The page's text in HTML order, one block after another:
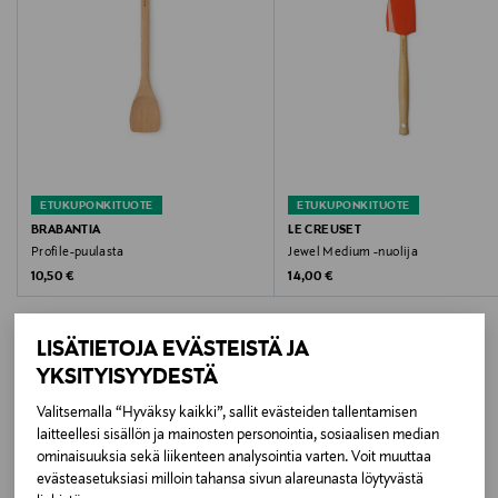
LISÄTIETOJA EVÄSTEISTÄ JA
YKSITYISYYDESTÄ
Valitsemalla “Hyväksy kaikki”, sallit evästeiden tallentamisen
laitteellesi sisällön ja mainosten personointia, sosiaalisen median
ominaisuuksia sekä liikenteen analysointia varten. Voit muuttaa
evästeasetuksiasi milloin tahansa sivun alareunasta löytyvästä
Valmistajan tuotenumero
93010602220000
Valmistaja
Le Creuset SAS
Valmistajan osoite
902 Rue Olivier Deguise, 02230 Fresnoy‑le‑Grand,
France
ETUKUPONKITUOTE
BRABANTIA
Profile-puulasta
Original Price
10,50 €
ETUKUPONKITUOTE
LE CREUSET
Jewel Medium -nuolija
Original Price
14,00 €
LISÄÄ KIINNOSTAVIA
TUOTTEITA